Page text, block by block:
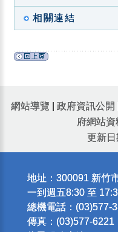
相關連結
網站導覽 政府資訊公開
府網站
更新
地址：300091 新竹
一到週五8:30 至
總機電話：(03)577-
傳真：(03)577-6221